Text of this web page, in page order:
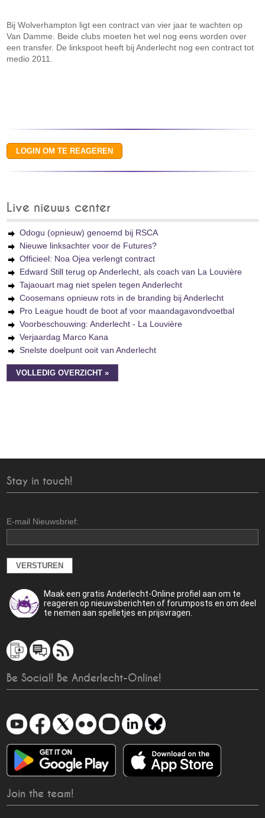
Bij Wolverhampton ligt een contract van vier jaar te wachten op
Van Damme. Beide clubs moeten het wel nog eens worden over
een transfer. De linkspoot heeft bij Anderlecht nog een contract tot
medio 2011.
Live nieuws center
Odogu (opnieuw) genoemd bij RSCA
Nieuwe linksachter voor de Futures?
Officieel: Noa Ojea verlengt contract
Edward Still terug op Anderlecht, als coach van La Louvière
Tajaouart mag niet spelen tegen Anderlecht
Coosemans opnieuw rots in de branding bij Anderlecht
Pro League houdt de boot af voor maandagavondvoetbal
Voorbeschouwing: Anderlecht - La Louvière
Verjaardag Marco Kana
Snelste doelpunt ooit van Anderlecht
VOLLEDIG OVERZICHT »
Stay in touch!
E-mail Nieuwsbrief:
Maak een gratis Anderlecht-Online profiel aan om te
reageren op nieuwsberichten of forumposts en om deel
te nemen aan spelletjes en prijsvragen.
Be Social! Be Anderlecht-Online!
Join the team!